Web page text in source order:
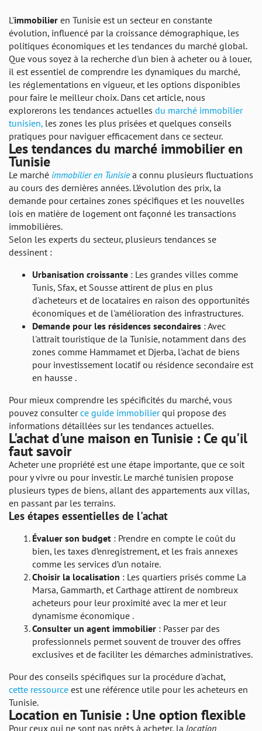
L'immobilier en Tunisie est un secteur en constante
évolution, influencé par la croissance démographique, les
politiques économiques et les tendances du marché global.
Que vous soyez à la recherche d'un bien à acheter ou à louer,
il est essentiel de comprendre les dynamiques du marché,
les réglementations en vigueur, et les options disponibles
pour faire le meilleur choix. Dans cet article, nous
explorerons les tendances actuelles du marché immobilier
tunisien, les zones les plus prisées et quelques conseils
pratiques pour naviguer efficacement dans ce secteur.
Les tendances du marché immobilier en
Tunisie
Le marché immobilier en Tunisiea connu plusieurs fluctuations
au cours des dernières années. L’évolution des prix, la
demande pour certaines zones spécifiques et les nouvelles
lois en matière de logement ont façonné les transactions
immobilières.
Selon les experts du secteur, plusieurs tendances se
dessinent :
Urbanisation croissante : Les grandes villes comme
Tunis, Sfax, et Sousse attirent de plus en plus
d'acheteurs et de locataires en raison des opportunités
économiques et de l'amélioration des infrastructures.
Demande pour les résidences secondaires : Avec
l'attrait touristique de la Tunisie, notamment dans des
zones comme Hammamet et Djerba, l'achat de biens
pour investissement locatif ou résidence secondaire est
en hausse .
Pour mieux comprendre les spécificités du marché, vous
pouvez consulterce guide immobilierqui propose des
informations détaillées sur les tendances actuelles.
L'achat d'une maison en Tunisie : Ce qu'il
faut savoir
Acheter une propriété est une étape importante, que ce soit
pour y vivre ou pour investir. Le marché tunisien propose
plusieurs types de biens, allant des appartements aux villas,
en passant par les terrains.
Les étapes essentielles de l'achat
Évaluer son budget : Prendre en compte le coût du
bien, les taxes d’enregistrement, et les frais annexes
comme les services d’un notaire.
Choisir la localisation : Les quartiers prisés comme La
Marsa, Gammarth, et Carthage attirent de nombreux
acheteurs pour leur proximité avec la mer et leur
dynamisme économique .
Consulter un agent immobilier : Passer par des
professionnels permet souvent de trouver des offres
exclusives et de faciliter les démarches administratives.
Pour des conseils spécifiques sur la procédure d'achat,
cette ressource est une référence utile pour les acheteurs en
Tunisie.
Location en Tunisie : Une option flexible
Pour ceux qui ne sont pas prêts à acheter, la location